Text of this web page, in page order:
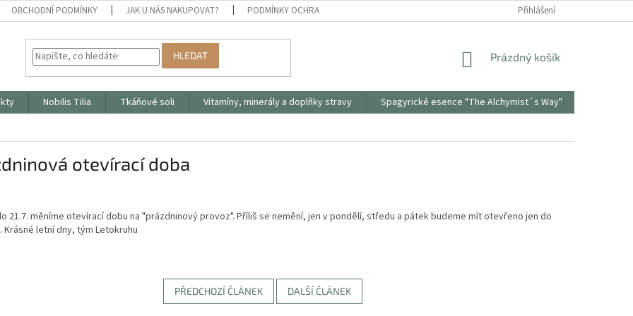
OBCHODNÍ PODMÍNKY JAK U NÁS NAKUPOVAT? PODMÍNKY OCHRANY OSOBNÍCH ÚDAJŮ ODSTOUPENÍ OD SMLOUVYPřihlášení
HLEDAT
NÁKUPNÍ
Prázdný košík
Nobilis Tilia Tkáňové soli Vitamíny, minerály a doplňky stravy Spagyrické esence "The Alchymist´s Way"
otevírací doba
21.7. měníme otevírací dobu na "prázdninový provoz". Příliš se nemění, jen v pondělí, středu a pátek budeme mít otevřeno jen do
Krásné letní dny, tým Letokruhu
PŘEDCHOZÍ ČLÁNEK DALŠÍ ČLÁNEK